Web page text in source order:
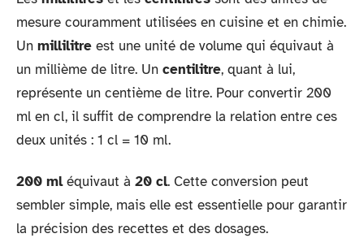
mesure couramment utilisées en cuisine et en chimie.
Un millilitre est une unité de volume qui équivaut à
un millième de litre. Un centilitre, quant à lui,
représente un centième de litre. Pour convertir 200
ml en cl, il suffit de comprendre la relation entre ces
deux unités : 1 cl = 10 ml.
200 mléquivaut à 20 cl. Cette conversion peut
sembler simple, mais elle est essentielle pour garantir
la précision des recettes et des dosages.